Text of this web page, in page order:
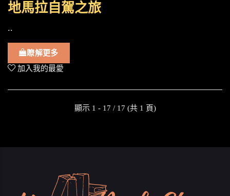
地馬拉自駕之旅
..
瞭解更多
加入我的最愛
顯示 1 - 17 / 17 (共 1 頁)